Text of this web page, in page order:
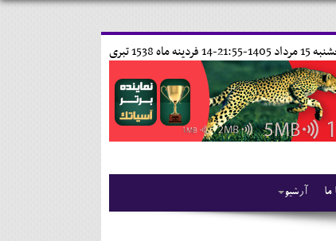
14 فردينه ماه 1538 تبری 1405-21:55-
آرشیو